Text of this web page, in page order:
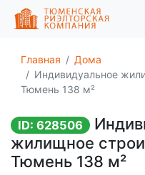
Главная
Дома
Индивидуальное
Тюмень 138 м²
ID: 628506
жилищное
Тюмень 138 м²